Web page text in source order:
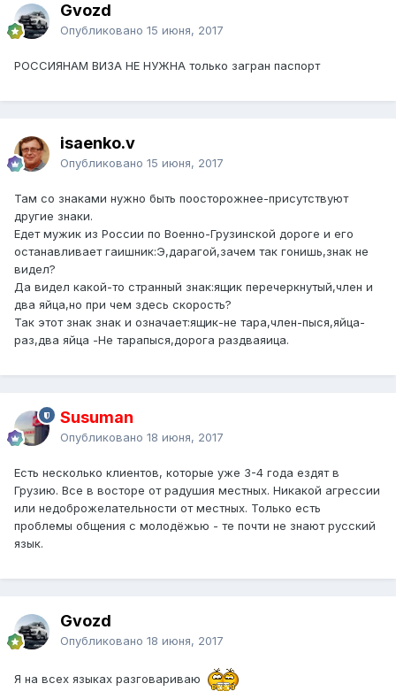
Gvozd
Опубликовано 15 июня, 2017
РОССИЯНАМ ВИЗА НЕ НУЖНА только загран паспорт
isaenko.v
Опубликовано 15 июня, 2017
Там со знаками нужно быть поосторожнее-присутствуют
другие знаки.
Едет мужик из России по Военно-Грузинской дороге и его
останавливает гаишник:Э,дарагой,зачем так гонишь,знак не
видел?
Да видел какой-то странный знак:ящик перечеркнутый,член и
два яйца,но при чем здесь скорость?
Так этот знак знак и означает:ящик-не тара,член-пыся,яйца-
раз,два яйца -Не тарапыся,дорога раздваяица.
Susuman
Опубликовано 18 июня, 2017
Есть несколько клиентов, которые уже 3-4 года ездят в
Грузию. Все в восторе от радушия местных. Никакой агрессии
или недоброжелательности от местных. Только есть
проблемы общения с молодёжью - те почти не знают русский
язык.
Gvozd
Опубликовано 18 июня, 2017
Я на всех языках разговариваю